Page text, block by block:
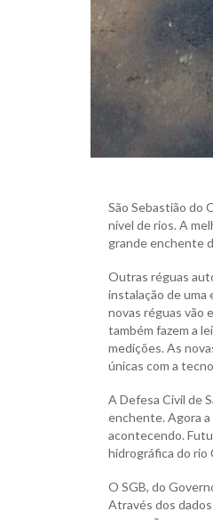
São Sebastião do
nível de rios. A
grande enchente
Outras réguas
instalação de uma
novas réguas vão
também fazem a
medições. As
únicas com a
A Defesa Civil de
enchente. Agora a
acontecendo.
hidrográfica do rio
O SGB, do
Através dos